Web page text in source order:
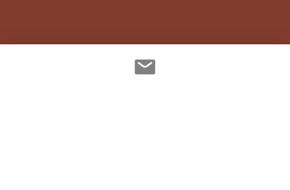
アクセスビリティ指針